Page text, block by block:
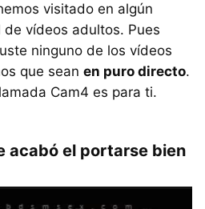
visitado en algún
vídeos adultos. Pues
ninguno de los vídeos
que sean en puro directo.
Cam4 es para ti.
acabó el portarse bien